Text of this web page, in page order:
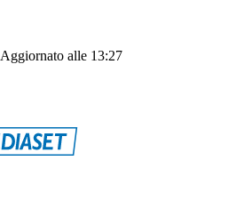
Aggiornato alle 13:27